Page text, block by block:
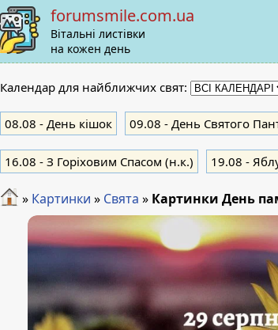
forumsmile.com.ua
Вітальні листівки
на кожен день
Календар для найближчих свят:
08.08 - День кішок 09.08 - День Святого
16.08 - З Горіховим Спасом (н.к.) 19.08 -
» Картинки » Свята » Картинки День